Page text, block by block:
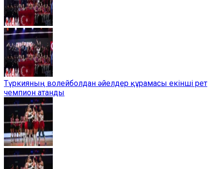
Түркияның волейболдан әйелдер құрамасы екінші рет
чемпион атанды